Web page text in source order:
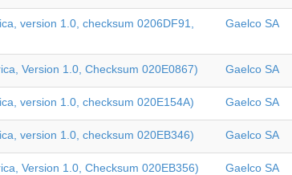
version 1.0, checksum 0206DF91,
Gaelco SA
Version 1.0, Checksum 020E0867) Gaelco SA
version 1.0, checksum 020E154A) Gaelco SA
version 1.0, checksum 020EB346) Gaelco SA
Version 1.0, Checksum 020EB356) Gaelco SA